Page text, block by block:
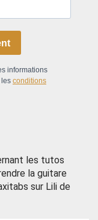
informations
les conditions
les tutos
la guitare
sur Lili de